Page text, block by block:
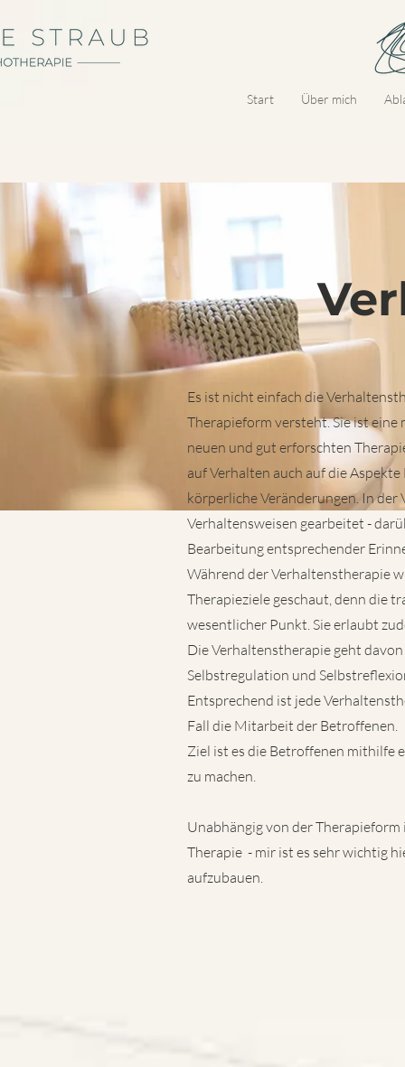
Start Über mich
Es ist nicht einfach die
Therapieform versteht. Sie ist
neuen und gut erforschten
auf Verhalten auch auf die
körperliche Veränderungen. In
Verhaltensweisen gearbeitet -
Bearbeitung entsprechender
Während der Verhaltenstherapie
Therapieziele geschaut, denn die
wesentlicher Punkt. Sie erlaubt
Die Verhaltenstherapie geht
Selbstregulation und
Entsprechend ist jede
Fall die Mitarbeit der Betroffenen.
Ziel ist es die Betroffenen mithilfe
zu machen.
Unabhängig von der
Therapie - mir ist es sehr wichtig
aufzubauen.